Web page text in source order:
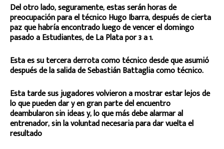
Del otro lado, seguramente, estas serán horas de
preocupación para el técnico Hugo Ibarra, después de cierta
paz que habría encontrado luego de vencer el domingo
pasado a Estudiantes, de La Plata por 3 a 1.
Esta es su tercera derrota como técnico desde que asumió
después de la salida de Sebastián Battaglia como técnico.
Esta tarde sus jugadores volvieron a mostrar estar lejos de
lo que pueden dar y en gran parte del encuentro
deambularon sin ideas y, lo que más debe alarmar al
entrenador, sin la voluntad necesaria para dar vuelta el
resultado